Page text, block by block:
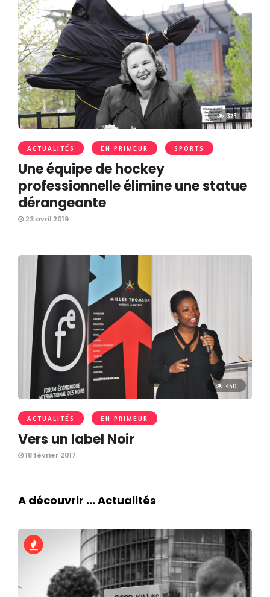
373
ACTUALITÉS EN PRIMEUR SPORTS
Une équipe de hockey
professionnelle élimine une statue
dérangeante
23 avril 2019
450
ACTUALITÉS EN PRIMEUR
Vers un label Noir
18 février 2017
A découvrir ... Actualités